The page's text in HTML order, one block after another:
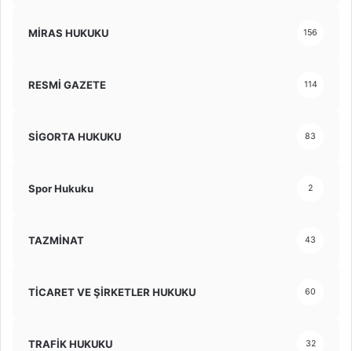
MİRAS HUKUKU 156
RESMİ GAZETE 114
SİGORTA HUKUKU 83
Spor Hukuku 2
TAZMİNAT 43
TİCARET VE ŞİRKETLER HUKUKU 60
TRAFİK HUKUKU 32